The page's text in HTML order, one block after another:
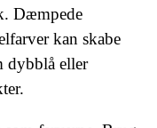
Dæmpede
kan skabe
dybblå eller